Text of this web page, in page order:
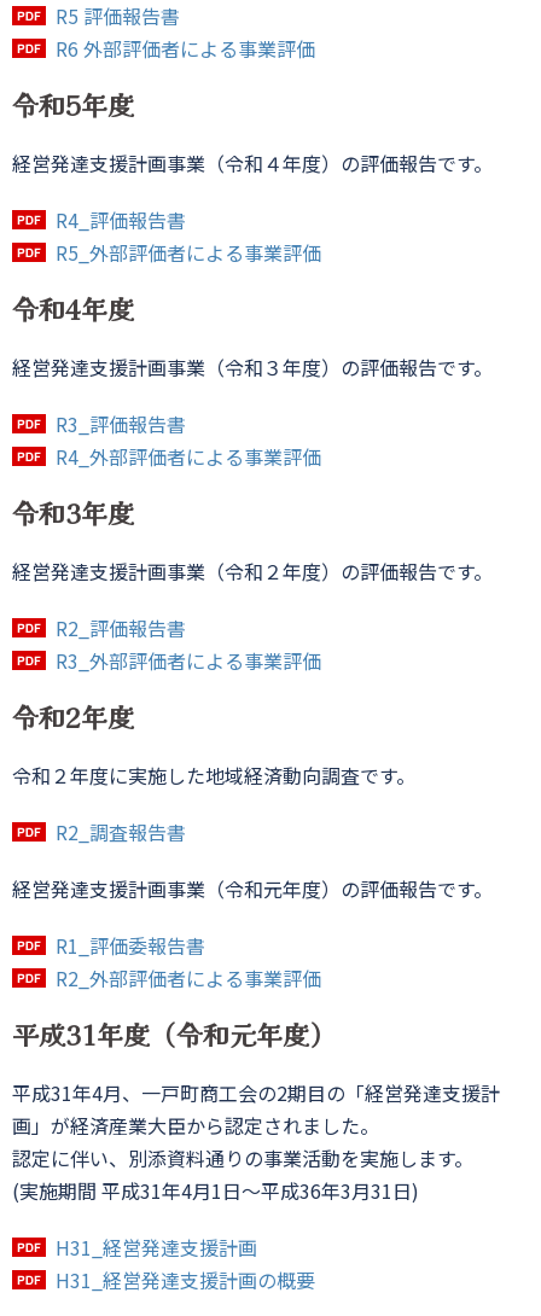
R5 評価報告書
R6 外部評価者による事業評価
令和5年度
経営発達支援計画事業（令和４年度）の評価報告です。
R4_評価報告書
R5_外部評価者による事業評価
令和4年度
経営発達支援計画事業（令和３年度）の評価報告です。
R3_評価報告書
R4_外部評価者による事業評価
令和3年度
経営発達支援計画事業（令和２年度）の評価報告です。
R2_評価報告書
R3_外部評価者による事業評価
令和2年度
令和２年度に実施した地域経済動向調査です。
R2_調査報告書
経営発達支援計画事業（令和元年度）の評価報告です。
R1_評価委報告書
R2_外部評価者による事業評価
平成31年度（令和元年度）
平成31年4月、一戸町商工会の2期目の「経営発達支援計
画」が経済産業大臣から認定されました。
認定に伴い、別添資料通りの事業活動を実施します。
(実施期間 平成31年4月1日～平成36年3月31日)
H31_経営発達支援計画
H31_経営発達支援計画の概要